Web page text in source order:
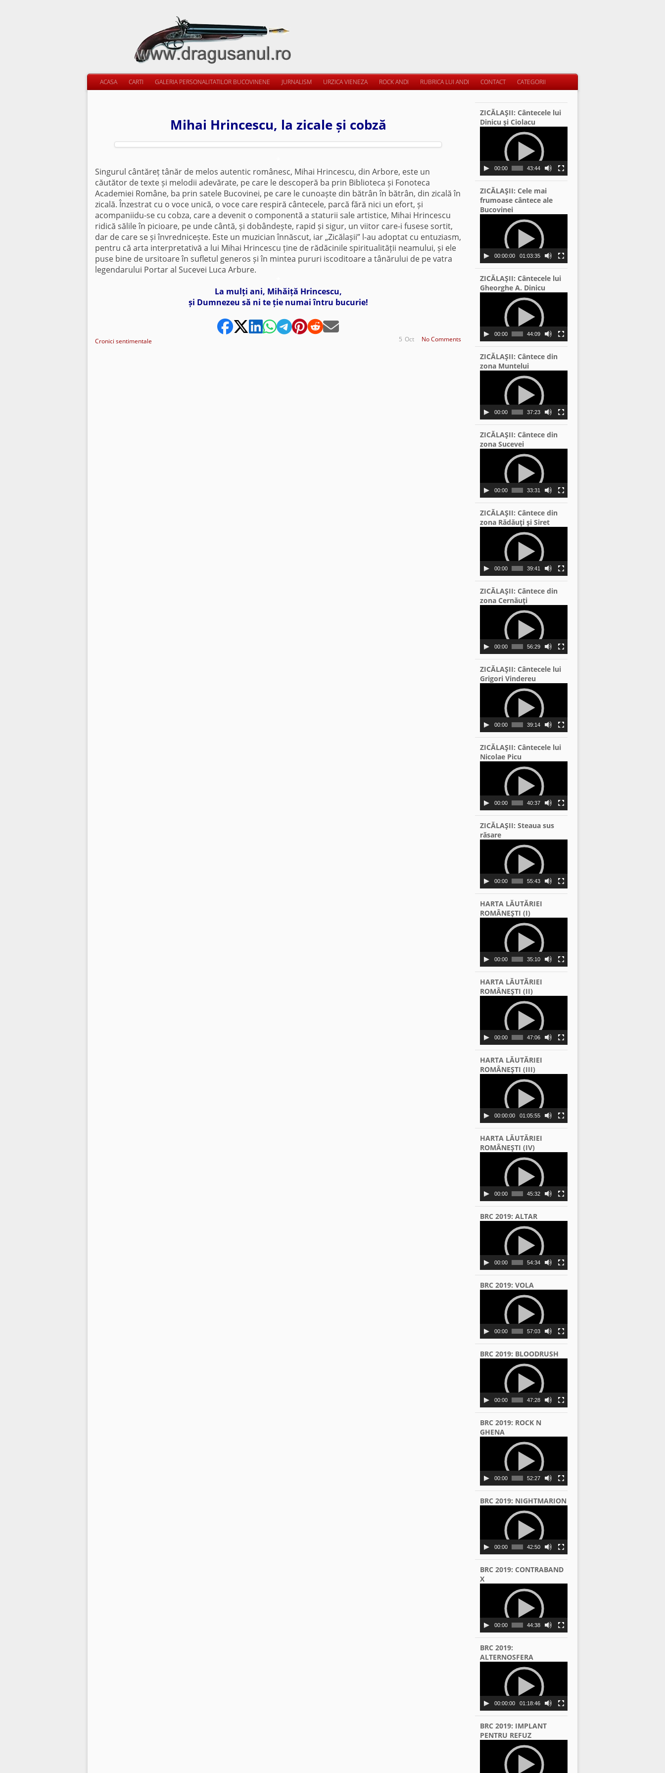
ACASA CARTI GALERIA PERSONALITATILOR BUCOVINENE JURNALISM URZICA VIENEZA ROCK ANDI RUBRICA LUI ANDI CONTACT CATEGORII
Mihai Hrincescu, la zicale și cobză
Singurul cântăreț tânăr de melos autentic românesc, Mihai Hrincescu, din Arbore, este un
căutător de texte și melodii adevărate, pe care le descoperă ba prin Biblioteca și Fonoteca
Academiei Române, ba prin satele Bucovinei, pe care le cunoaște din bătrân în bătrân, din zicală în
zicală. Înzestrat cu o voce unică, o voce care respiră cântecele, parcă fără nici un efort, și
acompaniidu-se cu cobza, care a devenit o componentă a staturii sale artistice, Mihai Hrincescu
ridică sălile în picioare, pe unde cântă, și dobândește, rapid și sigur, un viitor care-i fusese sortit,
dar de care se și învrednicește. Este un muzician înnăscut, iar „Zicălașii” l-au adoptat cu entuziasm,
pentru că arta interpretativă a lui Mihai Hrincescu ține de rădăcinile spiritualității neamului, și ele
puse bine de ursitoare în sufletul generos și în mintea pururi iscoditoare a tânărului de pe vatra
legendarului Portar al Sucevei Luca Arbure.
La mulți ani, Mihăiță Hrincescu,
și Dumnezeu să ni te ție numai întru bucurie!
Cronici sentimentale No Comments
Oct
5
ZICĂLAŞII: Cântecele lui
Dinicu şi Ciolacu
00:00 43:44
ZICĂLAŞII: Cele mai
frumoase cântece ale
Bucovinei
00:00:00 01:03:35
ZICĂLAŞII: Cântecele lui
Gheorghe A. Dinicu
00:00 44:09
ZICĂLAŞII: Cântece din
zona Muntelui
00:00 37:23
ZICĂLAŞII: Cântece din
zona Sucevei
00:00 33:31
ZICĂLAŞII: Cântece din
zona Rădăuţi şi Siret
00:00 39:41
ZICĂLAŞII: Cântece din
zona Cernăuţi
00:00 56:29
ZICĂLAŞII: Cântecele lui
Grigori Vindereu
00:00 39:14
ZICĂLAŞII: Cântecele lui
Nicolae Picu
00:00 40:37
ZICĂLAŞII: Steaua sus
răsare
00:00 55:43
HARTA LĂUTĂRIEI
ROMÂNEŞTI (I)
00:00 35:10
HARTA LĂUTĂRIEI
ROMÂNEŞTI (II)
00:00 47:06
HARTA LĂUTĂRIEI
ROMÂNEŞTI (III)
00:00:00 01:05:55
HARTA LĂUTĂRIEI
ROMÂNEŞTI (IV)
00:00 45:32
BRC 2019: ALTAR
00:00 54:34
BRC 2019: VOLA
00:00 57:03
BRC 2019: BLOODRUSH
00:00 47:28
BRC 2019: ROCK N
GHENA
00:00 52:27
BRC 2019: NIGHTMARION
00:00 42:50
BRC 2019: CONTRABAND
X
00:00 44:38
BRC 2019:
ALTERNOSFERA
00:00:00 01:18:46
BRC 2019: IMPLANT
PENTRU REFUZ